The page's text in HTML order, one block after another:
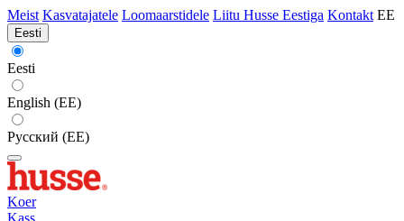
Meist Kasvatajatele Loomaarstidele Liitu Husse Eestiga Kontakt EE
Eesti
Eesti
English (EE)
Русский (EE)
Koer
Kass